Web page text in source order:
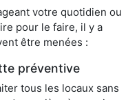
votre quotidien ou
pour le faire, il y a
être menées :
préventive
tous les locaux sans